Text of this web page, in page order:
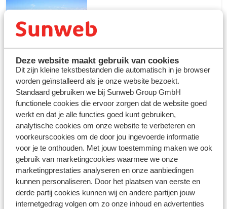
Deze website maakt gebruik van cookies
Dit zijn kleine tekstbestanden die automatisch in je browser
worden geïnstalleerd als je onze website bezoekt.
Standaard gebruiken we bij Sunweb Group GmbH
functionele cookies die ervoor zorgen dat de website goed
werkt en dat je alle functies goed kunt gebruiken,
analytische cookies om onze website te verbeteren en
voorkeurscookies om de door jou ingevoerde informatie
voor je te onthouden. Met jouw toestemming maken we ook
gebruik van marketingcookies waarmee we onze
marketingprestaties analyseren en onze aanbiedingen
kunnen personaliseren. Door het plaatsen van eerste en
derde partij cookies kunnen wij en andere partijen jouw
internetgedrag volgen om zo onze inhoud en advertenties
Goedkope vakantiebestemmingen bij
Sunweb
Op zoek naar een goedkope vakantiebestemming?
Overweeg een goedkopeall-inclusive vakantie naar
Turkijeof eenall-inclusive vakantie naar Griekenland
waar je kunt genieten van zon, zee en strand zonder je